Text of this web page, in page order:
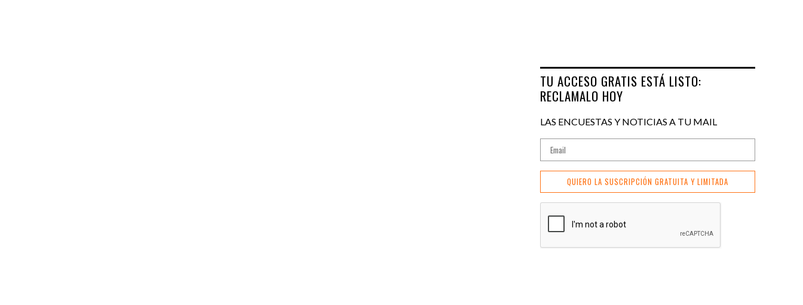
TU ACCESO GRATIS ESTÁ LISTO:
RECLAMALO HOY
LAS ENCUESTAS Y NOTICIAS A TU MAIL
QUIERO LA SUSCRIPCIÓN GRATUITA Y LIMITADA